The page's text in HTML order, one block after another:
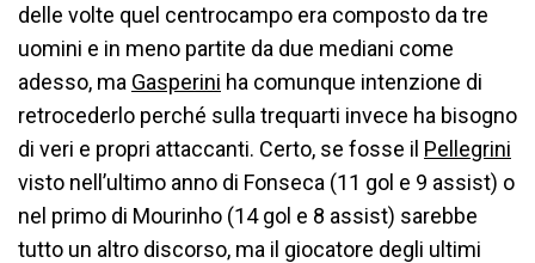
delle volte quel centrocampo era composto da tre
uomini e in meno partite da due mediani come
adesso, ma Gasperini ha comunque intenzione di
retrocederlo perché sulla trequarti invece ha bisogno
di veri e propri attaccanti. Certo, se fosse il Pellegrini
visto nell’ultimo anno di Fonseca (11 gol e 9 assist) o
nel primo di Mourinho (14 gol e 8 assist) sarebbe
tutto un altro discorso, ma il giocatore degli ultimi